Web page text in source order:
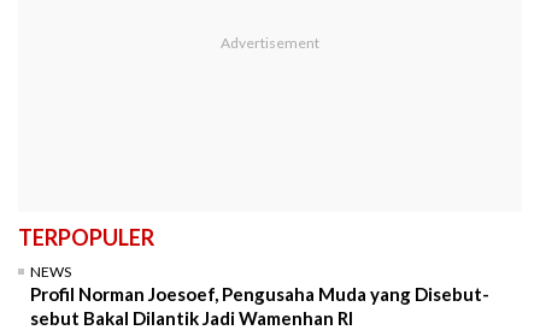
TERPOPULER
NEWS
Profil Norman Joesoef, Pengusaha Muda yang Disebut-
sebut Bakal Dilantik Jadi Wamenhan RI